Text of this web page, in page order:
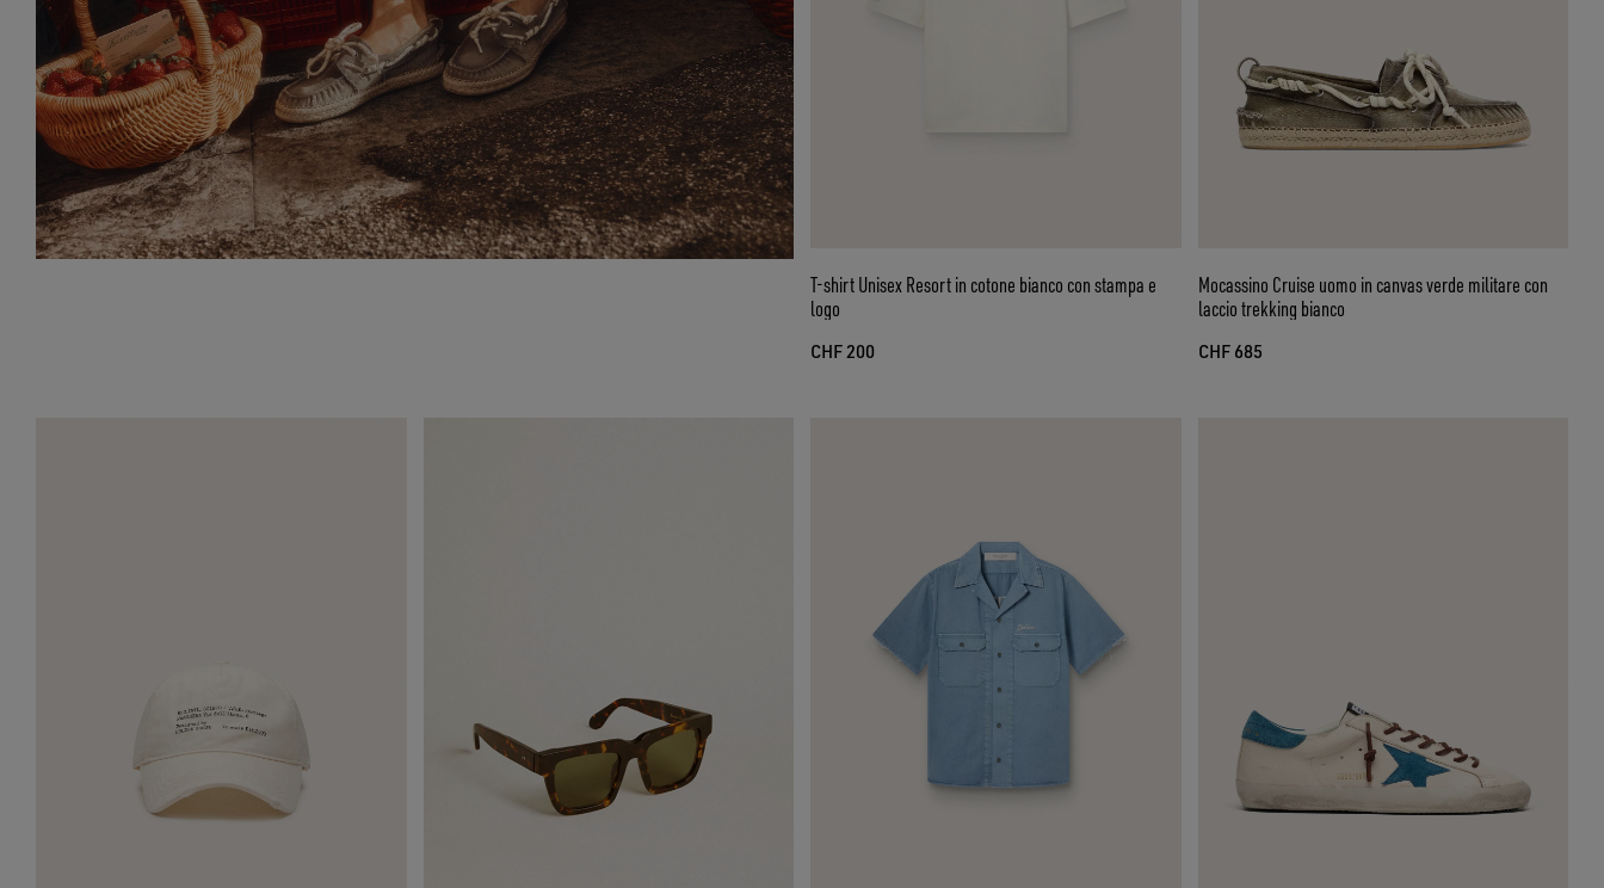
T-shirt Unisex Resort in cotone bianco con stampa e
logo
CHF 200
Mocassino Cruise uomo in canvas verde militare con
laccio trekking bianco
CHF 685